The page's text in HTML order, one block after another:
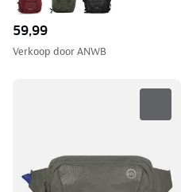
59,99
Verkoop doorANWB